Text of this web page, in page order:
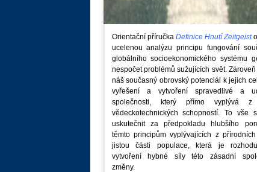
Orientační příručka Definice Hnutí Zeitgeist
ucelenou analýzu principu fungování
globálního socioekonomického systému
nespočet problémů sužujících svět.
náš současný obrovský potenciál k jejich
vyřešení a vytvoření spravedlivé a
společnosti, který přímo vyplývá z
vědeckotechnických schopností. To vše
uskutečnit za předpokladu hlubšího
těmto principům vyplývajících z
jistou části populace, která je
vytvoření hybné síly této zásadní
změny.